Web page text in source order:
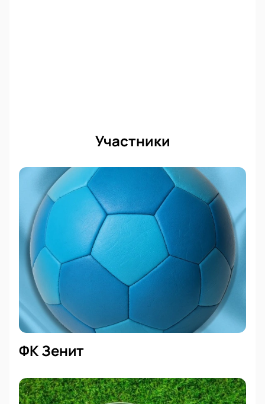
приходят мгновенно после покупки.
фанатов! Следите за прогнозами, смотрите лучшие
матчи РПЛ и не пропустите ближайшие игры топ-
клубов России и Европы! Узнайте время начала
матча, продолжительность игры и расписание
вашего клуба на нашем сайте.
Участники
ФК Зенит